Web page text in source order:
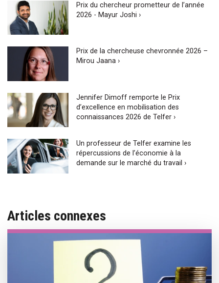
Prix du chercheur prometteur de l’année
2026 - Mayur Joshi ›
Prix de la chercheuse chevronnée 2026 –
Mirou Jaana ›
Jennifer Dimoff remporte le Prix
d’excellence en mobilisation des
connaissances 2026 de Telfer ›
Un professeur de Telfer examine les
répercussions de l’économie à la
demande sur le marché du travail ›
Articles connexes